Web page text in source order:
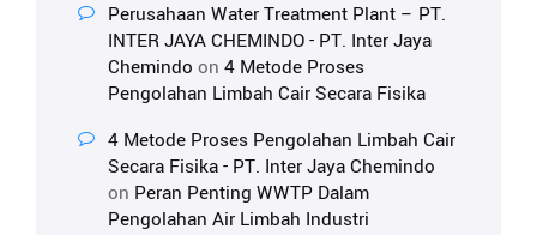
Perusahaan Water Treatment Plant – PT.
INTER JAYA CHEMINDO - PT. Inter Jaya
Chemindo on 4 Metode Proses
Pengolahan Limbah Cair Secara Fisika
4 Metode Proses Pengolahan Limbah Cair
Secara Fisika - PT. Inter Jaya Chemindo
on Peran Penting WWTP Dalam
Pengolahan Air Limbah Industri